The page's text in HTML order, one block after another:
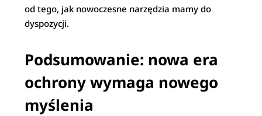
od tego, jak nowoczesne narzędzia mamy do
dyspozycji.
Podsumowanie: nowa era
ochrony wymaga nowego
myślenia